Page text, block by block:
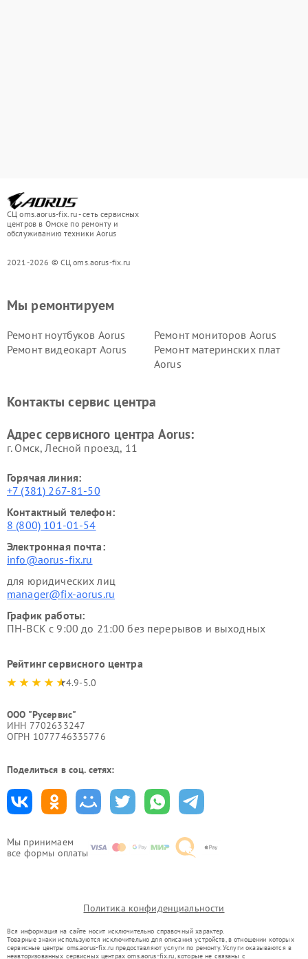
СЦ oms.aorus-fix.ru - сеть сервисных
центров в Омске по ремонту и
обслуживанию техники Aorus
2021-2026 © СЦ oms.aorus-fix.ru
Мы принимаем
все формы оплаты
Мы ремонтируем
Ремонт ноутбуков Aorus
Ремонт мониторов Aorus
Ремонт видеокарт Aorus
Ремонт материнских плат
Aorus
Контакты сервис центра
Адрес сервисного центра Aorus:
г. Омск, ​Лесной проезд, 11
Горячая линия:
+7 (381) 267-81-50
Контактный телефон:
8 (800) 101-01-54
Электронная почта:
info@aorus-fix.ru
для юридических лиц
manager@fix-aorus.ru
График работы:
ПН-ВСК с 9:00 до 21:00 без перерывов и выходных
Рейтинг сервисного центра
4.9-5.0
ООО "Русервис"
ИНН 7702633247
ОГРН 1077746335776
Поделиться в соц. сетях:
Политика конфиденциальности
Вся информация на сайте носит исключительно справочный характер.
Товарные знаки используются исключительно для описания устройств, в отношении которых
сервисные центры oms.aorus-fix.ru предоставляют услуги по ремонту. Услуги оказываются в
неавторизованных сервисных центрах oms.aorus-fix.ru, которые не связаны с